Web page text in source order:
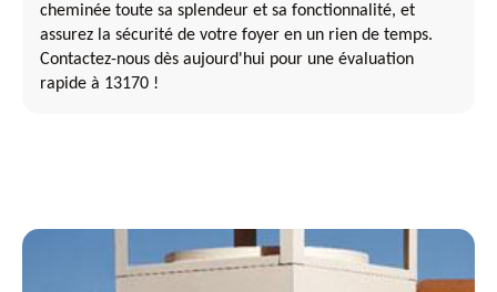
cheminée toute sa splendeur et sa fonctionnalité, et
assurez la sécurité de votre foyer en un rien de temps.
Contactez-nous dès aujourd'hui pour une évaluation
rapide à 13170 !